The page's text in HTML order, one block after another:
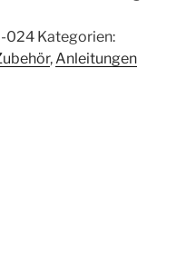
024 Kategorien:
,Anleitungen